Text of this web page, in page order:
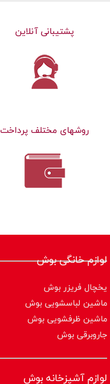
پشتیبانی آنلاین
روشهای مختلف پرداخت
لوازم خانگی بوش
یخچال فریزر بوش
ماشین لباسشویی بوش
ماشین ظرفشویی بوش
جاروبرقی بوش
لوازم آشپزخانه بوش